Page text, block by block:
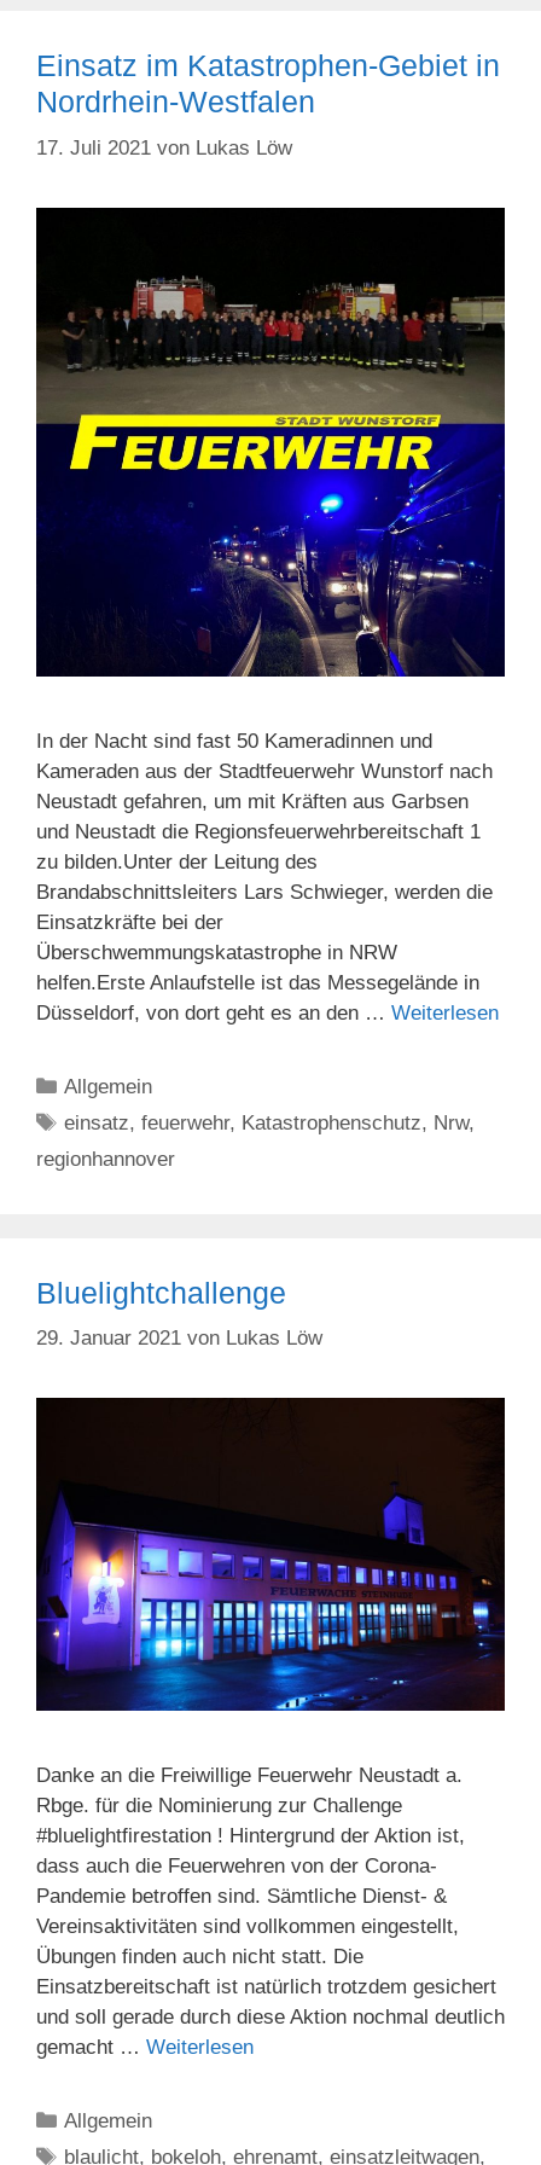
Einsatz im Katastrophen-Gebiet in
Nordrhein-Westfalen
17. Juli 2021 von Lukas Löw
In der Nacht sind fast 50 Kameradinnen und
Kameraden aus der Stadtfeuerwehr Wunstorf nach
Neustadt gefahren, um mit Kräften aus Garbsen
und Neustadt die Regionsfeuerwehrbereitschaft 1
zu bilden.Unter der Leitung des
Brandabschnittsleiters Lars Schwieger, werden die
Einsatzkräfte bei der
Überschwemmungskatastrophe in NRW
helfen.Erste Anlaufstelle ist das Messegelände in
Düsseldorf, von dort geht es an den … Weiterlesen
Kategorien
Allgemein
Schlagwörter
einsatz,feuerwehr, Katastrophenschutz, Nrw,
regionhannover
Bluelightchallenge
29. Januar 2021 von Lukas Löw
Danke an die Freiwillige Feuerwehr Neustadt a.
Rbge. für die Nominierung zur Challenge
#bluelightfirestation ! Hintergrund der Aktion ist,
dass auch die Feuerwehren von der Corona-
Pandemie betroffen sind. Sämtliche Dienst- &
Vereinsaktivitäten sind vollkommen eingestellt,
Übungen finden auch nicht statt. Die
Einsatzbereitschaft ist natürlich trotzdem gesichert
und soll gerade durch diese Aktion nochmal deutlich
gemacht … Weiterlesen
Kategorien
Allgemein
Schlagwörter
blaulicht, bokeloh,ehrenamt,einsatzleitwagen,